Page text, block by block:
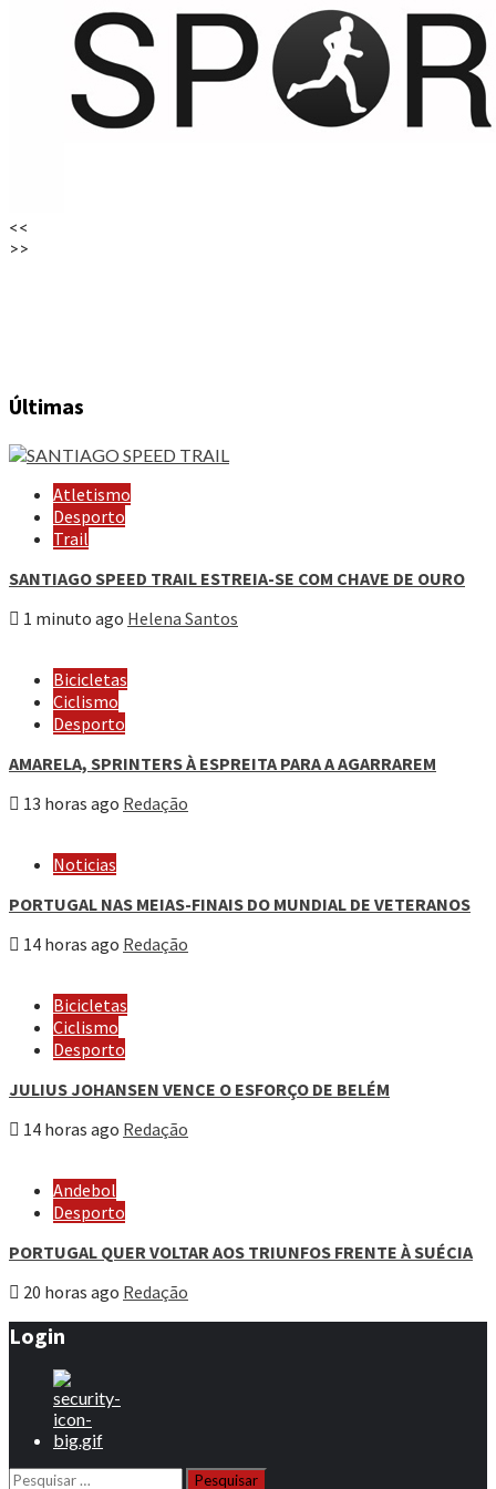
<<
>>
Últimas
Atletismo
Desporto
Trail
SANTIAGO SPEED TRAIL ESTREIA-SE COM CHAVE DE OURO
1 minuto ago Helena Santos
Bicicletas
Ciclismo
Desporto
AMARELA, SPRINTERS À ESPREITA PARA A AGARRAREM
13 horas ago Redação
Noticias
PORTUGAL NAS MEIAS-FINAIS DO MUNDIAL DE VETERANOS
14 horas ago Redação
Bicicletas
Ciclismo
Desporto
JULIUS JOHANSEN VENCE O ESFORÇO DE BELÉM
14 horas ago Redação
Andebol
Desporto
PORTUGAL QUER VOLTAR AOS TRIUNFOS FRENTE À SUÉCIA
20 horas ago Redação
Login
Pesquisar